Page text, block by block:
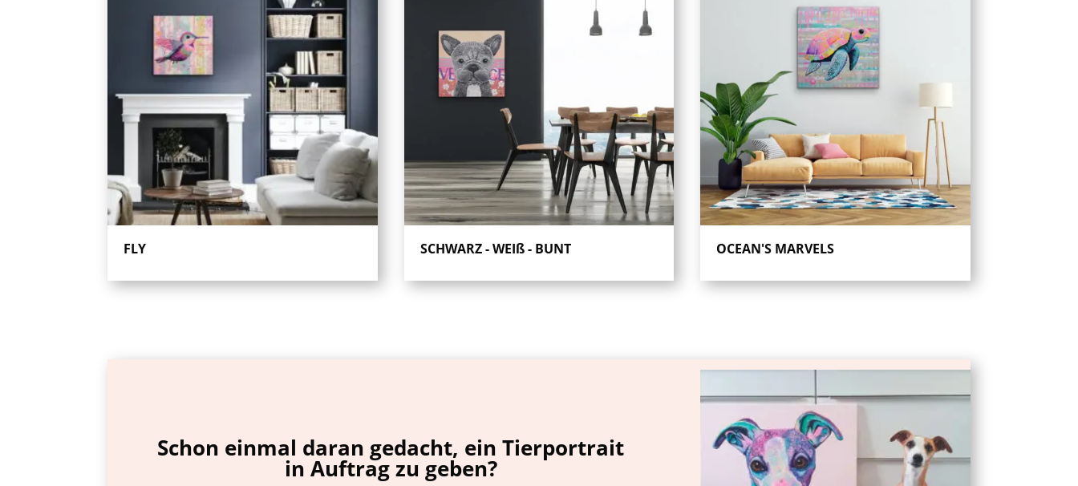
FLY SCHWARZ - WEIß - BUNT OCEAN'S MARVELS
Schon einmal daran gedacht, ein Tierportrait
in Auftrag zu geben?